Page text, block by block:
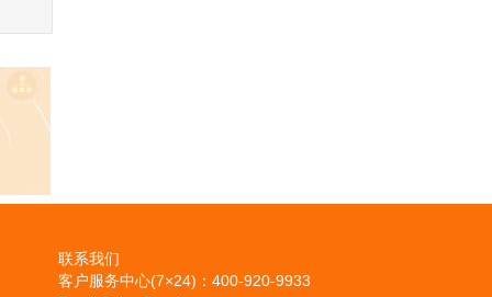
联系我们
客户服务中心(7×24)：400-920-9933